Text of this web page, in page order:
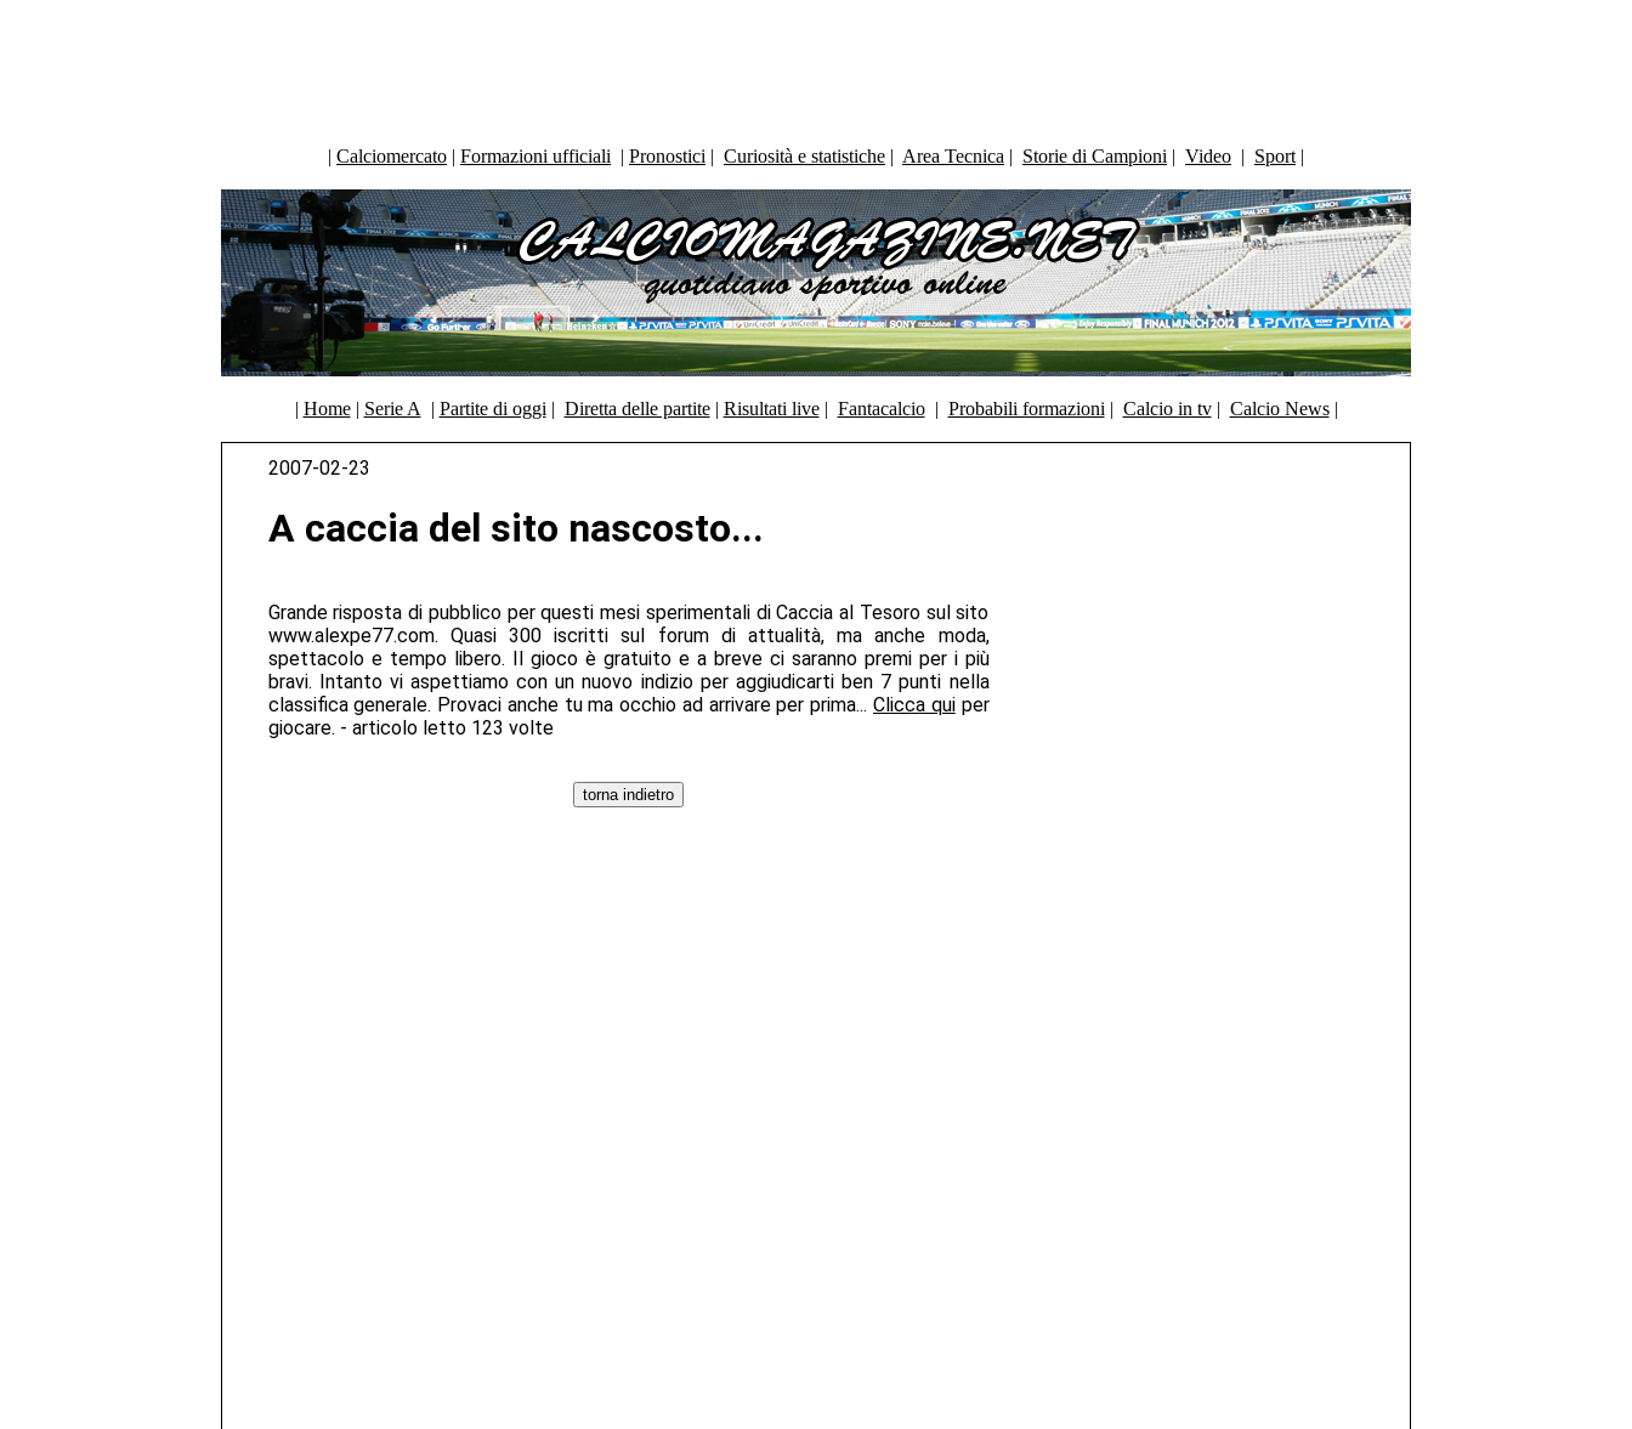
| Calciomercato | Formazioni ufficiali | Pronostici | Curiosità e statistiche | Area Tecnica | Storie di Campioni | Video | Sport |
| Home| Serie A | Partite di oggi | Diretta delle partite| Risultati live| Fantacalcio| Probabili formazioni | Calcio in tv| Calcio News|
2007-02-23
A caccia del sito nascosto...
Grande risposta di pubblico per questi mesi sperimentali di Caccia al Tesoro sul sito
www.alexpe77.com. Quasi 300 iscritti sul forum di attualità, ma anche moda,
spettacolo e tempo libero. Il gioco è gratuito e a breve ci saranno premi per i più
bravi. Intanto vi aspettiamo con un nuovo indizio per aggiudicarti ben 7 punti nella
classifica generale. Provaci anche tu ma occhio ad arrivare per prima... Clicca quiper
giocare. - articolo letto 123 volte